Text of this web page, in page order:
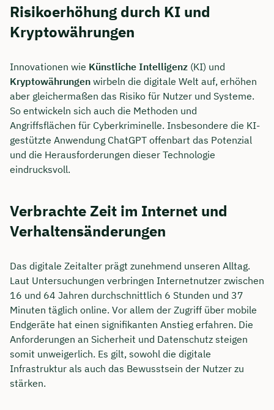
Risikoerhöhung durch KI und
Kryptowährungen
Innovationen wie Künstliche Intelligenz (KI) und
Kryptowährungen wirbeln die digitale Welt auf, erhöhen
aber gleichermaßen das Risiko für Nutzer und Systeme.
So entwickeln sich auch die Methoden und
Angriffsflächen für Cyberkriminelle. Insbesondere die KI-
gestützte Anwendung ChatGPT offenbart das Potenzial
und die Herausforderungen dieser Technologie
eindrucksvoll.
Verbrachte Zeit im Internet und
Verhaltensänderungen
Das digitale Zeitalter prägt zunehmend unseren Alltag.
Laut Untersuchungen verbringen Internetnutzer zwischen
16 und 64 Jahren durchschnittlich 6 Stunden und 37
Minuten täglich online. Vor allem der Zugriff über mobile
Endgeräte hat einen signifikanten Anstieg erfahren. Die
Anforderungen an Sicherheit und Datenschutz steigen
somit unweigerlich. Es gilt, sowohl die digitale
Infrastruktur als auch das Bewusstsein der Nutzer zu
stärken.